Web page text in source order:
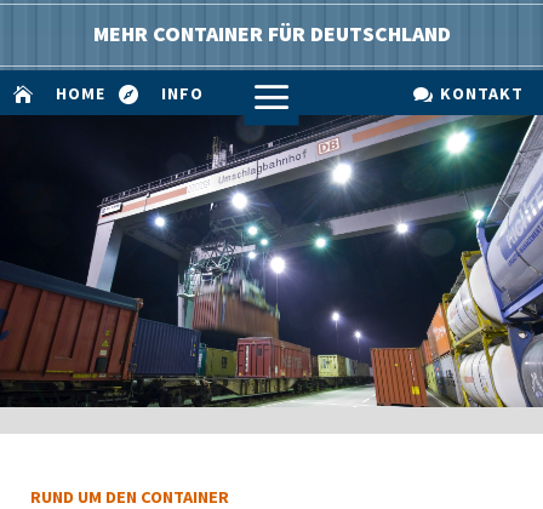
MEHR CONTAINER FÜR DEUTSCHLAND
 HOME  INFO a  KONTAKT
RUND UM DEN CONTAINER